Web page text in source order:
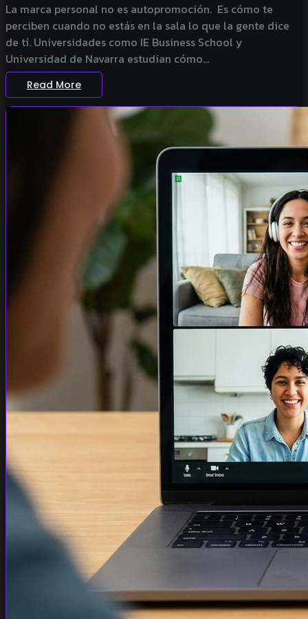
La marca personal no es autopromoción. Es cómo te
perciben cuando no estás en la sala lo que la gente dice
de tí. Universidades como IE Business School y
Universidad de Navarra estudian cómo...
Read More